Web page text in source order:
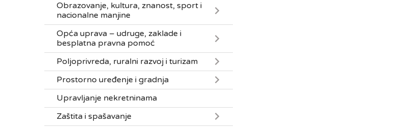
Obrazovanje, kultura, znanost, sport i
nacionalne manjine
Opća uprava – udruge, zaklade i
besplatna pravna pomoć
Poljoprivreda, ruralni razvoj i turizam
Prostorno uređenje i gradnja
Upravljanje nekretninama
Zaštita i spašavanje